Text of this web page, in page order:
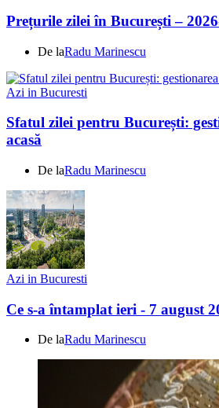
Prețurile zilei în București –
De laRadu Marinescu
Azi in Bucuresti
Sfatul zilei pentru București:
acasă
De laRadu Marinescu
Azi in Bucuresti
Ce s-a întamplat ieri - 7 august
De laRadu Marinescu